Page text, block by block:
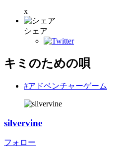
x
シェア
キミのための唄
#アドベンチャーゲーム
silvervine
フォロー